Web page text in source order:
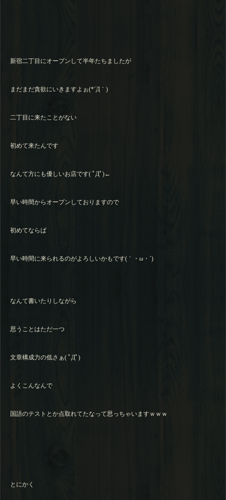
新宿二丁目にオープンして半年たちましたが
まだまだ貪欲にいきますよぉ(*´Д｀)
二丁目に来たことがない
初めて来たんです
なんて方にも優しいお店です( ﾟДﾟ)←
早い時間からオープンしておりますので
初めてならば
早い時間に来られるのがよろしいかもです(｀・ω・´)
なんて書いたりしながら
思うことはただ一つ
文章構成力の低さぁ( ﾟДﾟ)
よくこんなんで
国語のテストとか点取れてたなって思っちゃいますｗｗｗ
とにかく